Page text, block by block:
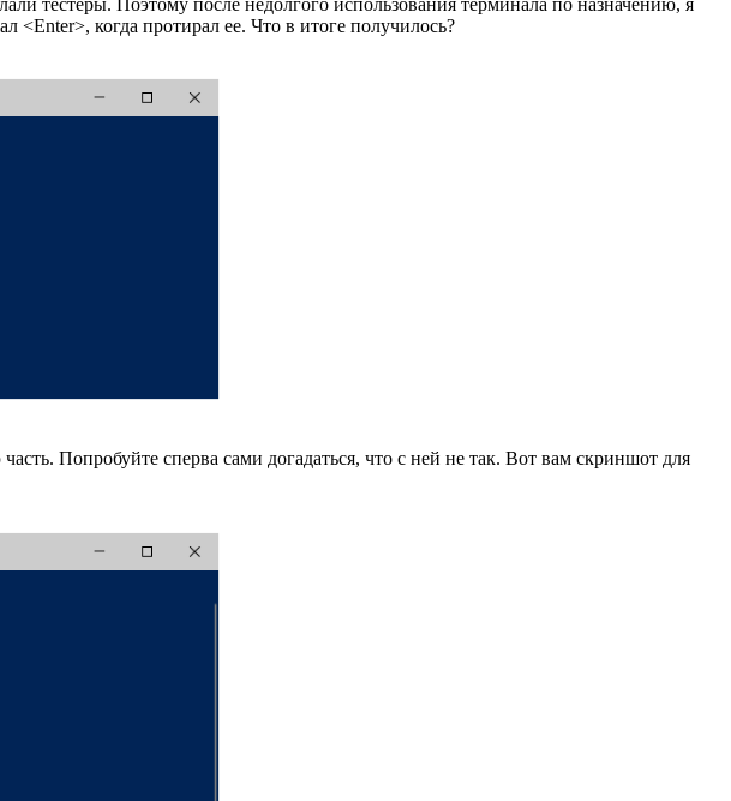
тестеры. Поэтому после недолгого использования терминала по назначению, я
когда протирал ее. Что в итоге получилось?
Попробуйте сперва сами догадаться, что с ней не так. Вот вам скриншот для